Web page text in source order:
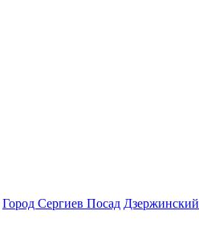
Город Сергиев Посад Дзержинский